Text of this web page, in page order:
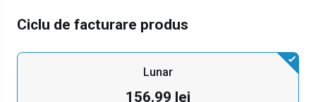
Ciclu de facturare produs
Lunar
156.99 lei